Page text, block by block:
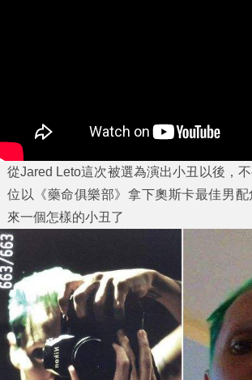
從Jared Leto這次被選為演出小丑以後，
位以《藥命俱樂部》拿下奧斯卡最佳男
來一個怎樣的小丑了